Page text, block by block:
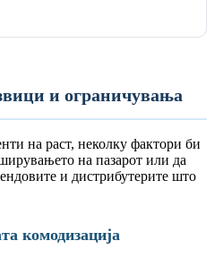
и ограничувања
на раст, неколку фактори би
на пазарот или да
и дистрибутерите што
комодизација